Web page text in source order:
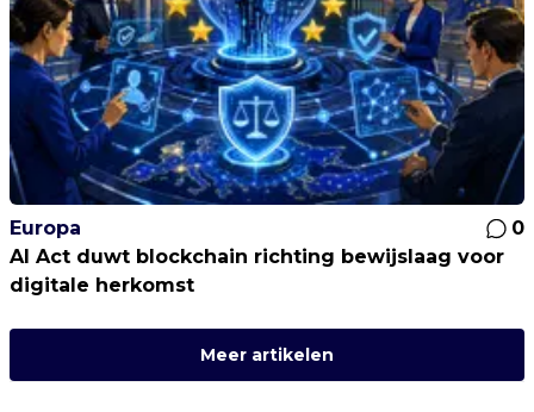
Europa
0
AI Act duwt blockchain richting bewijslaag voor
digitale herkomst
Meer artikelen